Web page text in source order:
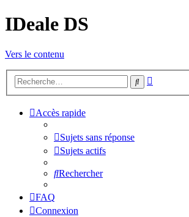
IDeale DS
Vers le contenu
Rechercher
Accès rapide
Sujets sans réponse
Sujets actifs
Rechercher
FAQ
Connexion